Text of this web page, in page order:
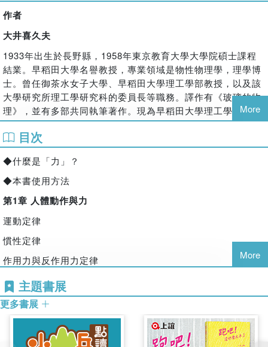
★中小學生自然課先修必備，
★符合108課綱自然、物理領域等課程，探索浩瀚宇宙萬物活
動的奧祕！
為什麼游泳時可以漂浮在水上？
為什麼滾動的球會自己會停下來？
玩翹翹板時要如何保持平衡？
為什麼在飛機裡，感覺不到飛機在飛呢？
為什麼用手堵住水管末端，水就能噴得更遠？
為什麼寒冷時雙手互搓，就會感覺變暖和呢？
日常生活中，孩子是否會詢問這些有關於「力」的問題呢？
推力、重力、慣性力、離心力、浮力、磁力、靜電力等，
生活中隱藏著各種看不見的「力」，幫助我們創造方便豐富的
生活。
作者
大井喜久夫
1933年出生於長野縣，1958年東京教育大學大學院碩士課程
結業。早稻田大學名譽教授，專業領域是物性物理學，理學博
士。曾任御茶水女子大學、早稻田大學理工學部教授，以及該
大學研究所理工學研究科的委員長等職務。譯作有《玻璃的物
理》，並有多部共同執筆著作。現為早稻田大學理工學術院綜
合研究所產學聯繫交流會次世代介面研究會代表。
大井操
1936年出生於秋田縣，1959年畢業於御茶水女子大學理學部
物理學科。曾任職於通商產業省計量研究所，之後擔任東京學
名譽教授。專業領域是光、雷射、物理教育。理學博士，著有
《單位的目錄》、《雷射入門》，編有《光學元件的基礎與活
用法》等書，並有多部共同執筆著作。現於NPO法人理科教育
改革支援及保護環境的地球學習觀測計畫GLOBE日本事務
局，協助學校教育等相關工作。
三輪廣明
1965年出生於東京都，1984年進入東京學藝大學就讀。在學
More
目次
◆什麼是「力」？
◆本書使用方法
第1章 人體動作與力
運動定律
慣性定律
作用力與反作用力定律
摩擦力
‧「滾動軸承」減少摩擦
重力
‧發現萬有引力的牛頓
More
主題書展
更多書展